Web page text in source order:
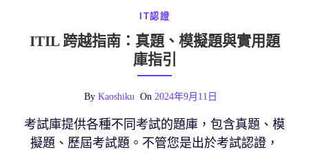
IT認證
ITIL 跨越指南：真題、模擬題與實用題
庫指引
By Kaoshiku On 2024年9月11日
考試庫提供各種不同考試的題庫，包含真題、模
擬題、歷屆考試題。不管您是出於考試認證，